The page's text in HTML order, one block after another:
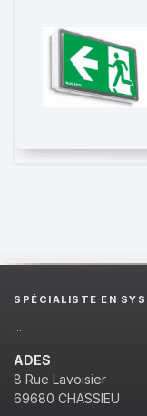
SPÉCIALISTE EN
...
ADES
8 Rue Lavoisier
69680 CHASSIEU